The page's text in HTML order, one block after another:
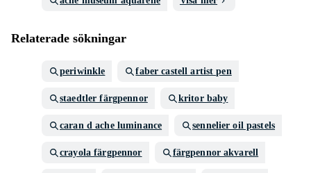
Relaterade sökningar
periwinkle faber castell artist pen
staedtler färgpennor kritor baby
caran d ache luminance sennelier oil pastels
crayola färgpennor färgpennor akvarell